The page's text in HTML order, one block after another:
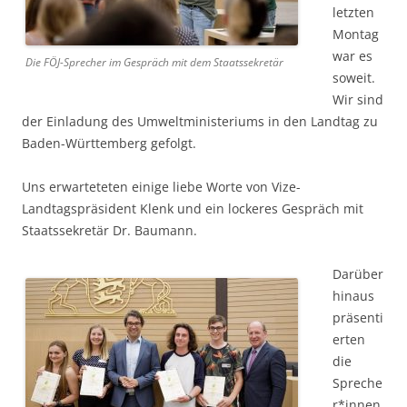
Die FÖJ-Sprecher im Gespräch mit dem Staatssekretär
letzten
Montag
war es
soweit.
Wir sind
der Einladung des Umweltministeriums in den Landtag zu
Baden-Württemberg gefolgt.
Uns erwarteteten einige liebe Worte von Vize-
Landtagspräsident Klenk und ein lockeres Gespräch mit
Staatssekretär Dr. Baumann.
Darüber
hinaus
präsenti
erten
die
Spreche